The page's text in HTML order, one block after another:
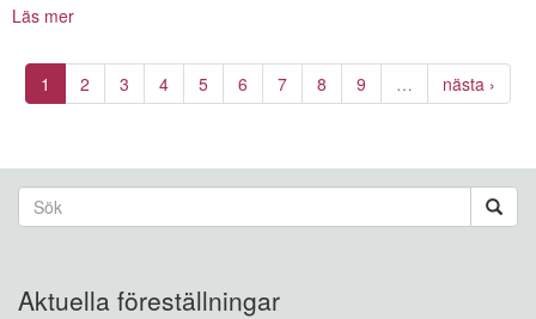
Läs mer
Todd
1
2 3 4 5 6 7 8 9 … nästa ›
Sökformulär
Aktuella föreställningar